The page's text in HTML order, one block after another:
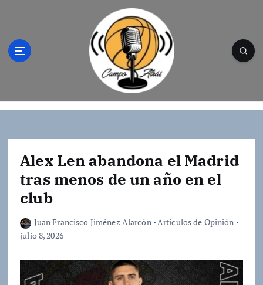
l
Campo Atrás - Tu web de baloncesto donde
mundo de la canasta. Crónicas, noticias,
artículos y fotos del mejor baloncesto
Alex Len abandona el Madrid
tras menos de un año en el
club
Juan Francisco Jiménez Alarcón Articulos de Opinión
julio 8, 2026